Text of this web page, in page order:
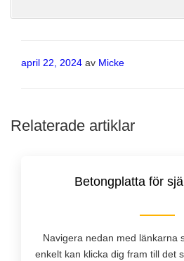
Publicerat
april 22, 2024 av Micke
Relaterade artiklar
Betongplatta för
Navigera nedan med länkarna
enkelt kan klicka dig fram till det